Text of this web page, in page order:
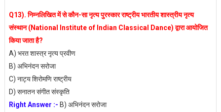
Q13). निम्नलिखित में से कौन-सा नृत्य पुरस्कार राष्ट्रीय भारतीय शास्त्रीय नृत्य
संस्थान (National Institute of Indian Classical Dance) द्वारा आयोजित
किया जाता है?
A) भरत शास्त्र नृत्य प्रवीण
B) अभिनंदन सरोजा
C) नाट्य शिरोमणि राष्ट्रीय
D) सनातन संगीत संस्कृति
Right Answer :- B) अभिनंदन सरोजा